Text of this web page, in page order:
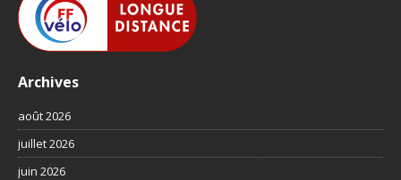
Archives
août 2026
juillet 2026
juin 2026